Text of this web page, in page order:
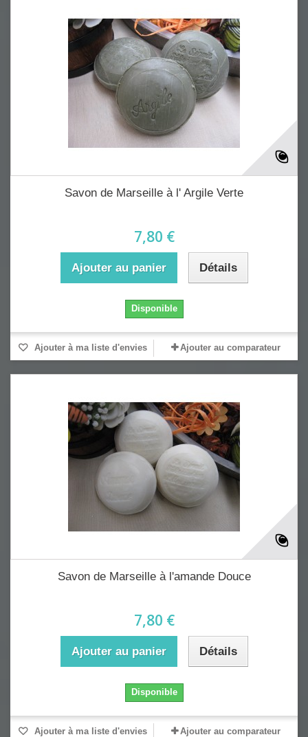
Savon de Marseille à l' Argile Verte
7,80 €
Ajouter au panier Détails
Disponible
Ajouter à ma liste d'envies Ajouter au comparateur
Savon de Marseille à l'amande Douce
7,80 €
Ajouter au panier Détails
Disponible
Ajouter à ma liste d'envies Ajouter au comparateur